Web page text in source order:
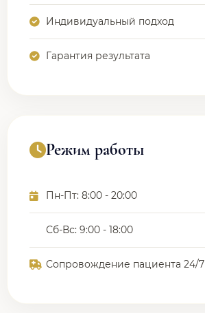
Индивидуальный подход
Гарантия результата
Режим работы
Пн-Пт: 8:00 - 20:00
Сб-Вс: 9:00 - 18:00
Сопровождение пациента 24/7